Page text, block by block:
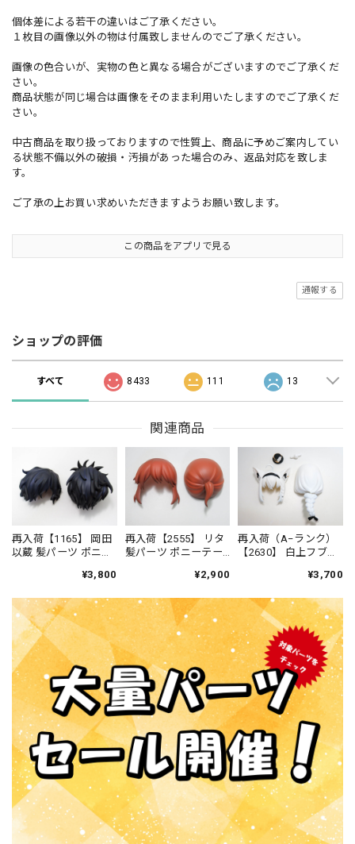
個体差による若干の違いはご了承ください。
１枚目の画像以外の物は付属致しませんのでご了承ください。
画像の色合いが、実物の色と異なる場合がございますのでご了承くだ
さい。
商品状態が同じ場合は画像をそのまま利用いたしますのでご了承くだ
さい。
中古商品を取り扱っておりますので性質上、商品に予めご案内してい
る状態不備以外の破損・汚損があった場合のみ、返品対応を致しま
す。
ご了承の上お買い求めいただきますようお願い致します。
この商品をアプリで見る
通報する
ショップの評価
すべて 8433 111 13
関連商品
再入荷【1165】 岡田
以蔵 髪パーツ ポニー
¥3,800
再入荷【2555】 リタ
髪パーツ ポニーテー
¥2,900
再入荷（A−ランク）
【2630】 白上フブキ
ケモ耳ポニーテー¥3,700